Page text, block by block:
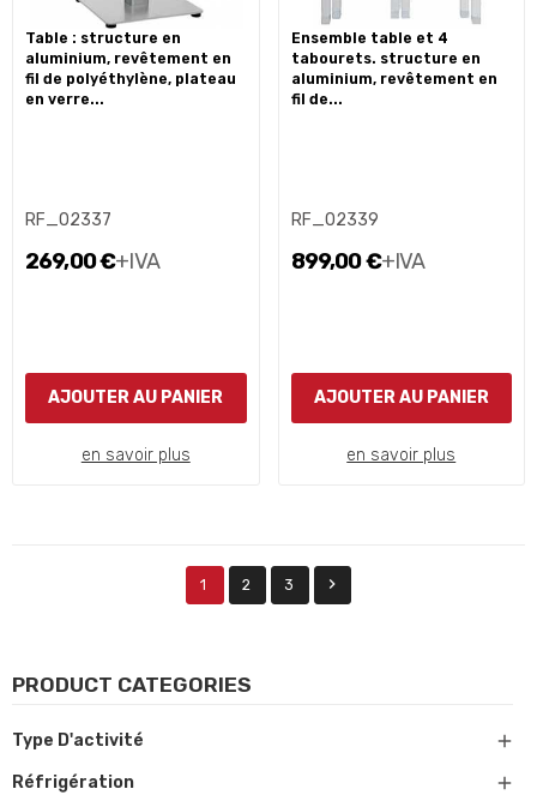
PRODUCT CATEGORIES
Type D'activité 
Réfrigération 
table : structure en
aluminium, revêtement en
fil de polyéthylène, plateau
en verre...
RF_02337
269,00 €+IVA
AJOUTER AU PANIER
en savoir plus
ensemble table et 4
tabourets. structure en
aluminium, revêtement en
fil de...
RF_02339
899,00 €+IVA
AJOUTER AU PANIER
en savoir plus
1 2 3 